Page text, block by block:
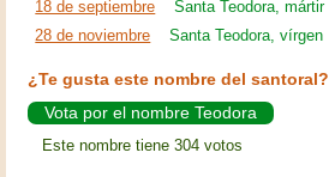
18 de septiembre Santa Teodora, mártir
28 de noviembre Santa Teodora, vírgen
¿Te gusta este nombre del santoral?
Vota por el nombre Teodora
Este nombre tiene 304 votos